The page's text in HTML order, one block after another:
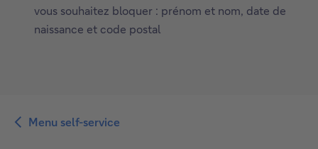
vous souhaitez bloquer : prénom et nom, date de
naissance et code postal
Menu self-service